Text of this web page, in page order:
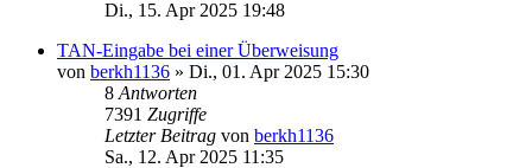
Di., 15. Apr 2025 19:48
TAN-Eingabe bei einer Überweisung
von berkh1136 » Di., 01. Apr 2025 15:30
8 Antworten
7391 Zugriffe
Letzter Beitrag von berkh1136
Sa., 12. Apr 2025 11:35